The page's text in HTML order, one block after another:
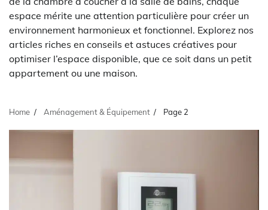
espace mérite une attention particulière pour créer un
environnement harmonieux et fonctionnel. Explorez nos
articles riches en conseils et astuces créatives pour
optimiser l’espace disponible, que ce soit dans un petit
appartement ou une maison.
Home Aménagement & Équipement Page 2